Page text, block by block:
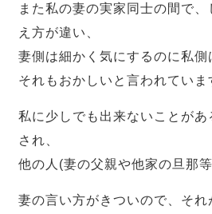
また私の妻の実家同士の間で
え方が違い、
妻側は細かく気にするのに私側
それもおかしいと言われていま
私に少しでも出来ないことが
され、
他の人(妻の父親や他家の旦那
妻の言い方がきついので、そ